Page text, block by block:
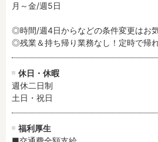
月～金/週5日
◎時間/週4日からなどの条件変更はお
◎残業＆持ち帰り業務なし！定時で帰れ
休日・休暇
週休二日制
土日・祝日
福利厚生
フリーワード検索